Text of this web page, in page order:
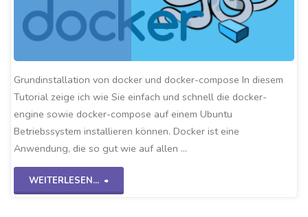
Grundinstallation von docker und docker-compose In diesem
Tutorial zeige ich wie Sie einfach und schnell die docker-
engine sowie docker-compose auf einem Ubuntu
Betriebssystem installieren können. Docker ist eine
Anwendung, die so gut wie auf allen …
WEITERLESEN...
"docker